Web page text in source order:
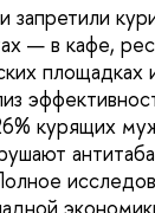
запретили
— в кафе,
курящих